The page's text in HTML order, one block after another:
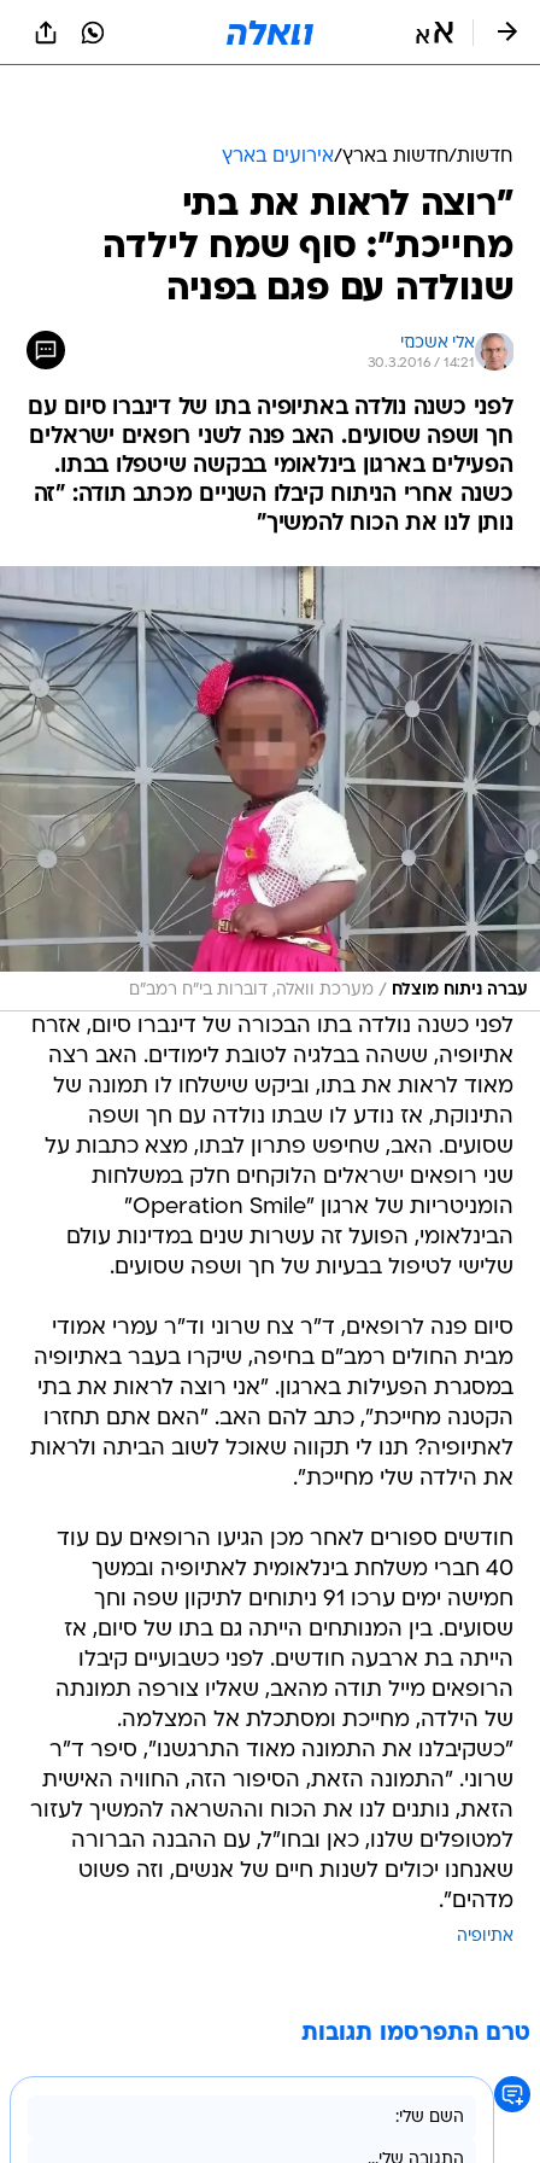
חדשות/חדשות בארץ/אירועים בארץ
"רוצה לראות את בתי
מחייכת": סוף שמח לילדה
שנולדה עם פגם בפניה
אלי אשכנזי
30.3.2016 / 14:21
לפני כשנה נולדה באתיופיה בתו של דינברו סיום עם
חך ושפה שסועים. האב פנה לשני רופאים ישראלים
הפעילים בארגון בינלאומי בבקשה שיטפלו בבתו.
כשנה אחרי הניתוח קיבלו השניים מכתב תודה: "זה
נותן לנו את הכוח להמשיך"
עברה ניתוח מוצלח / מערכת וואלה, דוברות בי"ח רמב"ם
לפני כשנה נולדה בתו הבכורה של דינברו סיום, אזרח
אתיופיה, ששהה בבלגיה לטובת לימודים. האב רצה
מאוד לראות את בתו, וביקש שישלחו לו תמונה של
התינוקת, אז נודע לו שבתו נולדה עם חך ושפה
שסועים. האב, שחיפש פתרון לבתו, מצא כתבות על
שני רופאים ישראלים הלוקחים חלק במשלחות
הומניטריות של ארגון "Operation Smile"
הבינלאומי, הפועל זה עשרות שנים במדינות עולם
שלישי לטיפול בבעיות של חך ושפה שסועים.
סיום פנה לרופאים, ד"ר צח שרוני וד"ר עמרי אמודי
מבית החולים רמב"ם בחיפה, שיקרו בעבר באתיופיה
במסגרת הפעילות בארגון. "אני רוצה לראות את בתי
הקטנה מחייכת", כתב להם האב. "האם אתם תחזרו
לאתיופיה? תנו לי תקווה שאוכל לשוב הביתה ולראות
את הילדה שלי מחייכת".
חודשים ספורים לאחר מכן הגיעו הרופאים עם עוד
40 חברי משלחת בינלאומית לאתיופיה ובמשך
חמישה ימים ערכו 91 ניתוחים לתיקון שפה וחך
שסועים. בין המנותחים הייתה גם בתו של סיום, אז
הייתה בת ארבעה חודשים. לפני כשבועיים קיבלו
הרופאים מייל תודה מהאב, שאליו צורפה תמונתה
של הילדה, מחייכת ומסתכלת אל המצלמה.
"כשקיבלנו את התמונה מאוד התרגשנו", סיפר ד"ר
שרוני. "התמונה הזאת, הסיפור הזה, החוויה האישית
הזאת, נותנים לנו את הכוח וההשראה להמשיך לעזור
למטופלים שלנו, כאן ובחו"ל, עם ההבנה הברורה
שאנחנו יכולים לשנות חיים של אנשים, וזה פשוט
מדהים".
אתיופיה
טרם התפרסמו תגובות